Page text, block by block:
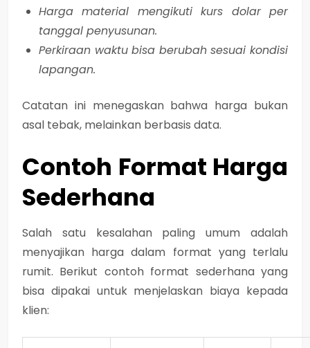
Harga material mengikuti kurs dolar per
tanggal penyusunan.
Perkiraan waktu bisa berubah sesuai kondisi
lapangan.
Catatan ini menegaskan bahwa harga bukan
asal tebak, melainkan berbasis data.
Contoh Format Harga
Sederhana
Salah satu kesalahan paling umum adalah
menyajikan harga dalam format yang terlalu
rumit. Berikut contoh format sederhana yang
bisa dipakai untuk menjelaskan biaya kepada
klien: